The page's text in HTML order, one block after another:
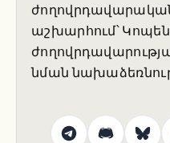
աշխարհում՝
նման